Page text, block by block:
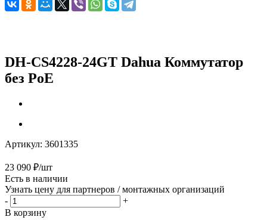
DH-CS4228-24GT Dahua Коммутатор
без PoE
Артикул: 3601335
23 090 ₽/шт
Есть в наличии
Узнать цену для партнеров / монтажных организаций
-
+
В корзину